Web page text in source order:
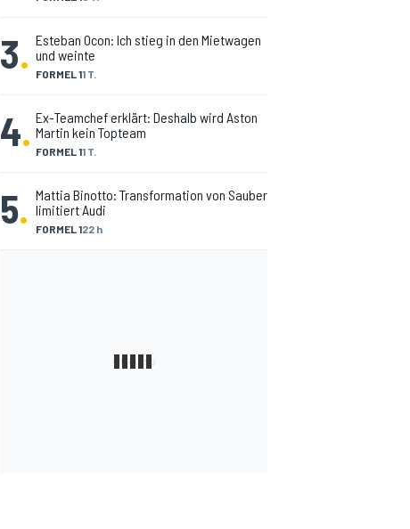
3. FORMEL 11 T.
Esteban Ocon: Ich stieg in den Mietwagen
und weinte
4. FORMEL 11 T.
Ex-Teamchef erklärt: Deshalb wird Aston
Martin kein Topteam
5. FORMEL 122 h
Mattia Binotto: Transformation von Sauber
limitiert Audi